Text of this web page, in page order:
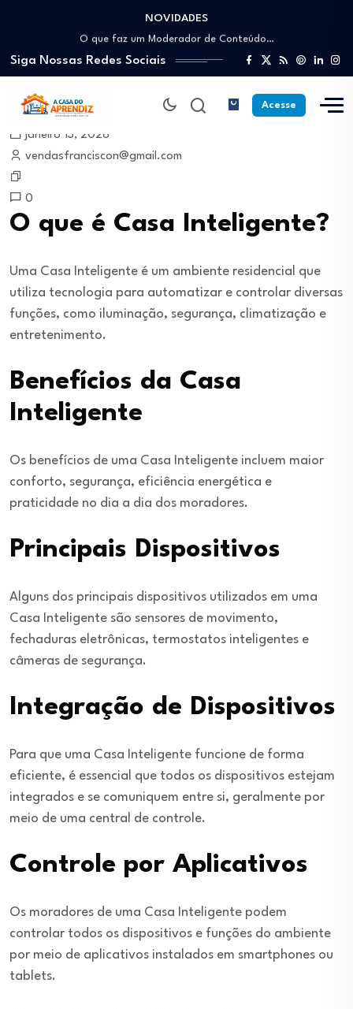
NOVIDADES
Como trabalhar como Estoquista: O guia para…
O que faz um Moderador de Conteúdo…
Como ser um Afiliado de Sucesso trabalhando…
Como dar Aulas Particulares Online e viver…
Profissão Instalador Solar: Como entrar no mercado…
Como trabalhar como Estoquista: O guia para…
O que faz um Moderador de Conteúdo…
Como ser um Afiliado de Sucesso trabalhando…
Siga Nossas Redes Sociais
Acesse
janeiro 13, 2026
vendasfranciscon@gmail.com
0
O que é Casa Inteligente?
Uma Casa Inteligente é um ambiente residencial que
utiliza tecnologia para automatizar e controlar diversas
funções, como iluminação, segurança, climatização e
entretenimento.
Benefícios da Casa
Inteligente
Os benefícios de uma Casa Inteligente incluem maior
conforto, segurança, eficiência energética e
praticidade no dia a dia dos moradores.
Principais Dispositivos
Alguns dos principais dispositivos utilizados em uma
Casa Inteligente são sensores de movimento,
fechaduras eletrônicas, termostatos inteligentes e
câmeras de segurança.
Integração de Dispositivos
Para que uma Casa Inteligente funcione de forma
eficiente, é essencial que todos os dispositivos estejam
integrados e se comuniquem entre si, geralmente por
meio de uma central de controle.
Controle por Aplicativos
Os moradores de uma Casa Inteligente podem
controlar todos os dispositivos e funções do ambiente
por meio de aplicativos instalados em smartphones ou
tablets.